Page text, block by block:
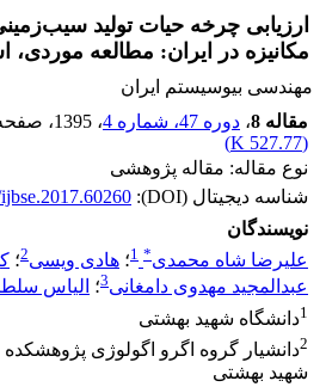
ارزیابی چرخه حیات تولید
مکانیزه در ایران: مطالعه موردی،
مهندسی بیوسیستم ایران
مقاله 8
، دوره 47، شماره 4 ، 1395 ،
(
527.77 K
)
نوع مقاله: مقاله پژوهشی
شناسه دیجیتال (DOI):
نویسندگان
علیرضا شاه محمدی*
1؛ هادی ویسی2؛
عبدالمجید مهدوی دامغانی3؛ الیاس
1دانشگاه شهید بهشتی
2دانشیار گروه اگرو اگولوژی
شهید بهشتی